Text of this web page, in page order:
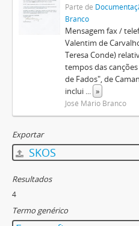
Parte de
Branco
Mensagem fax /
Valentim de
Teresa Conde)
tempos das
de Fados", de
inclui ... »
José Mário Branco
Exportar
SKOS
Resultados
4
Termo genérico